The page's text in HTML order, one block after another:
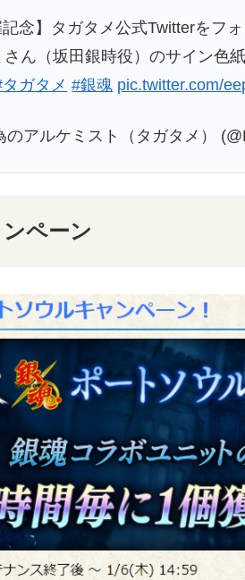
記念】タガタメ公式Twitterをフ
さん（坂田銀時役）のサイン色
ガタメ #銀魂 pic.twitter.com/
アルケミスト（タガタメ）
ペーン